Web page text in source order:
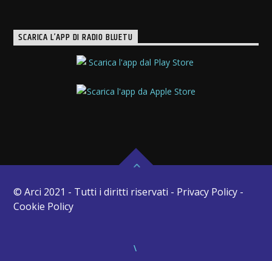
SCARICA L’APP DI RADIO BLUETU
© Arci 2021 - Tutti i diritti riservati - Privacy Policy -
Cookie Policy